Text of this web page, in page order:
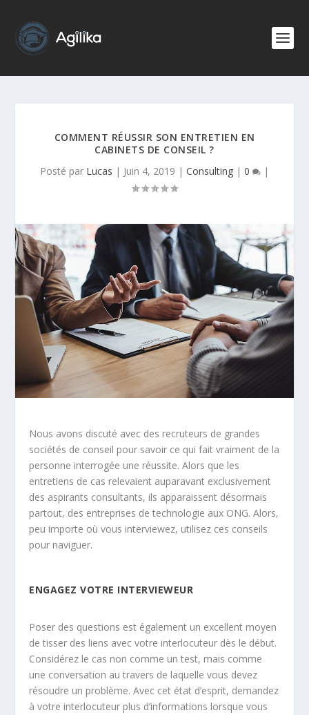
COMMENT RÉUSSIR SON ENTRETIEN EN
CABINETS DE CONSEIL ?
Posté par Lucas | Juin 4, 2019 | Consulting | 0 |
Nous avons discuté avec des recruteurs de grandes
sociétés de conseil pour savoir ce qui fait vraiment de la
personne interrogée une réussite. Alors que les
entretiens de cas relevaient auparavant exclusivement
des aspirants consultants, ils apparaissent désormais
partout, des entreprises de technologie aux ONG. Alors,
peu importe où vous interviewez, utilisez ces conseils
pour naviguer.
ENGAGEZ VOTRE INTERVIEWEUR
Poser des questions est également un excellent moyen
de tisser des liens avec votre interlocuteur dès le début.
Considérez le cas non comme un test, mais comme
une conversation au travers de laquelle vous devez
résoudre un problème. Avec cet état d’esprit, demandez
à votre interlocuteur plus d’informations lorsque vous